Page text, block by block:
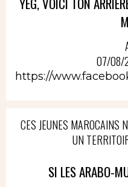
07/08/
https://
CES JEUNES MAROCAINS
UN
SI LES ARABO-